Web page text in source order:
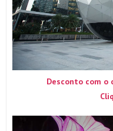
Desconto com o